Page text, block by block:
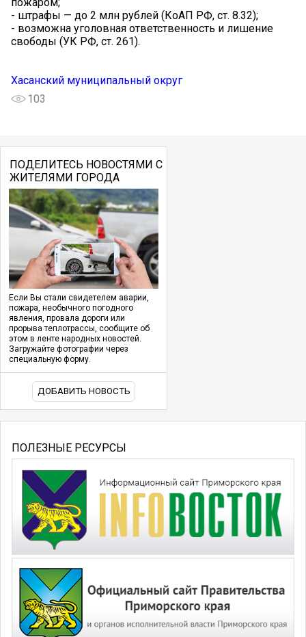
- штрафы — до 2 млн рублей (КоАП РФ, ст. 8.32);
- возможна уголовная ответственность и лишение
свободы (УК РФ, ст. 261).
Хасанский муниципальный округ
103
ПОДЕЛИТЕСЬ НОВОСТЯМИ С
ЖИТЕЛЯМИ ГОРОДА
Если Вы стали свидетелем аварии,
пожара, необычного погодного
явления, провала дороги или
прорыва теплотрассы, сообщите об
этом в ленте народных новостей.
Загружайте фотографии через
специальную форму.
ДОБАВИТЬ НОВОСТЬ
ПОЛЕЗНЫЕ РЕСУРСЫ